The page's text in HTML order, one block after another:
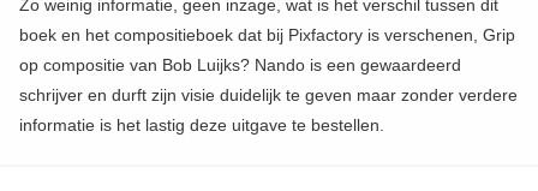
Zo weinig informatie, geen inzage, wat is het verschil tussen dit
boek en het compositieboek dat bij Pixfactory is verschenen, Grip
op compositie van Bob Luijks? Nando is een gewaardeerd
schrijver en durft zijn visie duidelijk te geven maar zonder verdere
informatie is het lastig deze uitgave te bestellen.